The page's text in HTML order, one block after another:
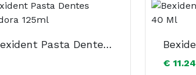
Isdin Bexident Pasta Dentes Branqueadora 125ml
€ 11.24